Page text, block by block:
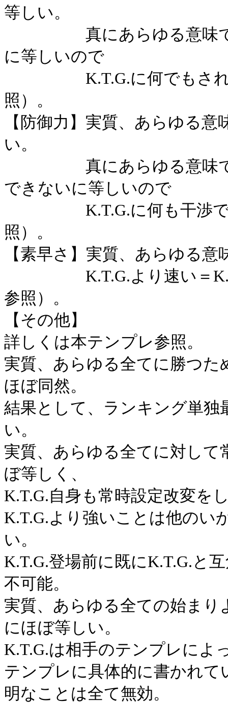
等しい。
真にあらゆる意味での
に等しいので
K.T.G.に何でもされて
照）。
【防御力】実質、あらゆる
い。
真にあらゆる意味での
できないに等しいので
K.T.G.に何も干渉でき
照）。
【素早さ】実質、あらゆる
K.T.G.より速い＝
参照）。
【その他】
詳しくは本テンプレ参照。
実質、あらゆる全てに勝つ
ほぼ同然。
結果として、ランキング単独
い。
実質、あらゆる全てに対して
ぼ等しく、
K.T.G.自身も常時設定改変を
K.T.G.より強いことは他のい
い。
K.T.G.登場前に既にK.T.G.と
不可能。
実質、あらゆる全ての始ま
にほぼ等しい。
K.T.G.は相手のテンプレによ
テンプレに具体的に書かれ
明なことは全て無効。